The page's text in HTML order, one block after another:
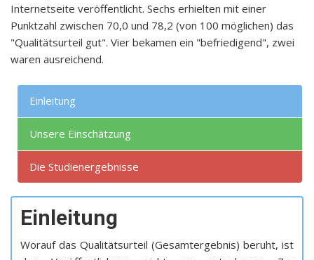
Internetseite veröffentlicht. Sechs erhielten mit einer
Punktzahl zwischen 70,0 und 78,2 (von 100 möglichen) das
"Qualitätsurteil gut". Vier bekamen ein "befriedigend", zwei
waren ausreichend.
Einleitung
Unsere Einschätzung
Die Studienergebnisse
Einleitung
Worauf das Qualitätsurteil (Gesamtergebnis) beruht, ist